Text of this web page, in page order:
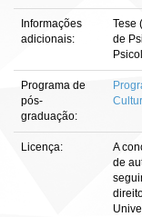
Informações
adicionais:
Tese
de
Programa de
pós-
graduação:
Licença:
A
de